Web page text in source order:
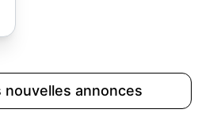
nouvelles annonces